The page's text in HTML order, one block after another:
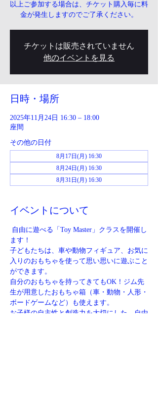
以上ご参加する場合は、チケット購入毎に料
金が発生しますのでご了承ください。
チケットは販売されていません
他のイベントを見る
日時・場所
2025年11月24日 16:30 – 18:00
座間
その他の日付
8月17日(月) 16:30
8月24日(月) 16:30
8月31日(月) 16:30
イベントについて
自由に遊べる「Toy Master」クラスを開催し
ます！
子どもたちは、車や動物フィギュア、お気に
入りのおもちゃを使って思い思いに遊ぶこと
ができます。
自分のおもちゃを持ってきてもOK！ジム先
生が用意したおもちゃ箱（車・動物・人形・
ボードゲームなど）も使えます。
お子様の自主性と創造力を大切にした、自由